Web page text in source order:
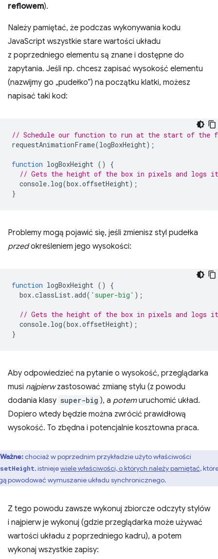
reflowem).
Należy pamiętać, że podczas wykonywania kodu
JavaScript wszystkie stare wartości układu
z poprzedniego elementu są znane i dostępne do
zapytania. Jeśli np. chcesz zapisać wysokość elementu
(nazwijmy go „pudełko”) na początku klatki, możesz
napisać taki kod:
// Schedule our function to run at the start of the
requestAnimationFrame(logBoxHeight);
function logBoxHeight ()
{
// Gets the height of the box in pixels and logs
console. log(box.offsetHeight);
}
Problemy mogą pojawić się, jeśli zmienisz styl pudełka
przedokreśleniem jego wysokości:
function logBoxHeight ()
{
box.classList.add( 'super-big' );
// Gets the height of the box in pixels and logs
console. log(box.offsetHeight);
}
Aby odpowiedzieć na pytanie o wysokość, przeglądarka
musi najpierwzastosować zmianę stylu (z powodu
dodania klasy super-big ), a potemuruchomić układ.
Dopiero wtedy będzie można zwrócić prawidłową
wysokość. To zbędna i potencjalnie kosztowna praca.
Ważne:chociaż w poprzednim przykładzie użyto właściwości
, istniejewiele właściwości, o których należy pamiętać,
powodować wymuszanie układu synchronicznego.
Z tego powodu zawsze wykonuj zbiorcze odczyty stylów
i najpierw je wykonuj (gdzie przeglądarka może używać
wartości układu z poprzedniego kadru), a potem
wykonaj wszystkie zapisy: